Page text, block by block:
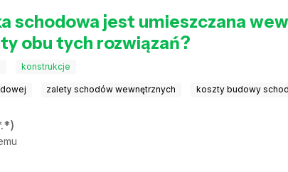
schodowa jest umieszczana
obu tych rozwiązań?
konstrukcje
zalety schodów wewnętrznych koszty budowy